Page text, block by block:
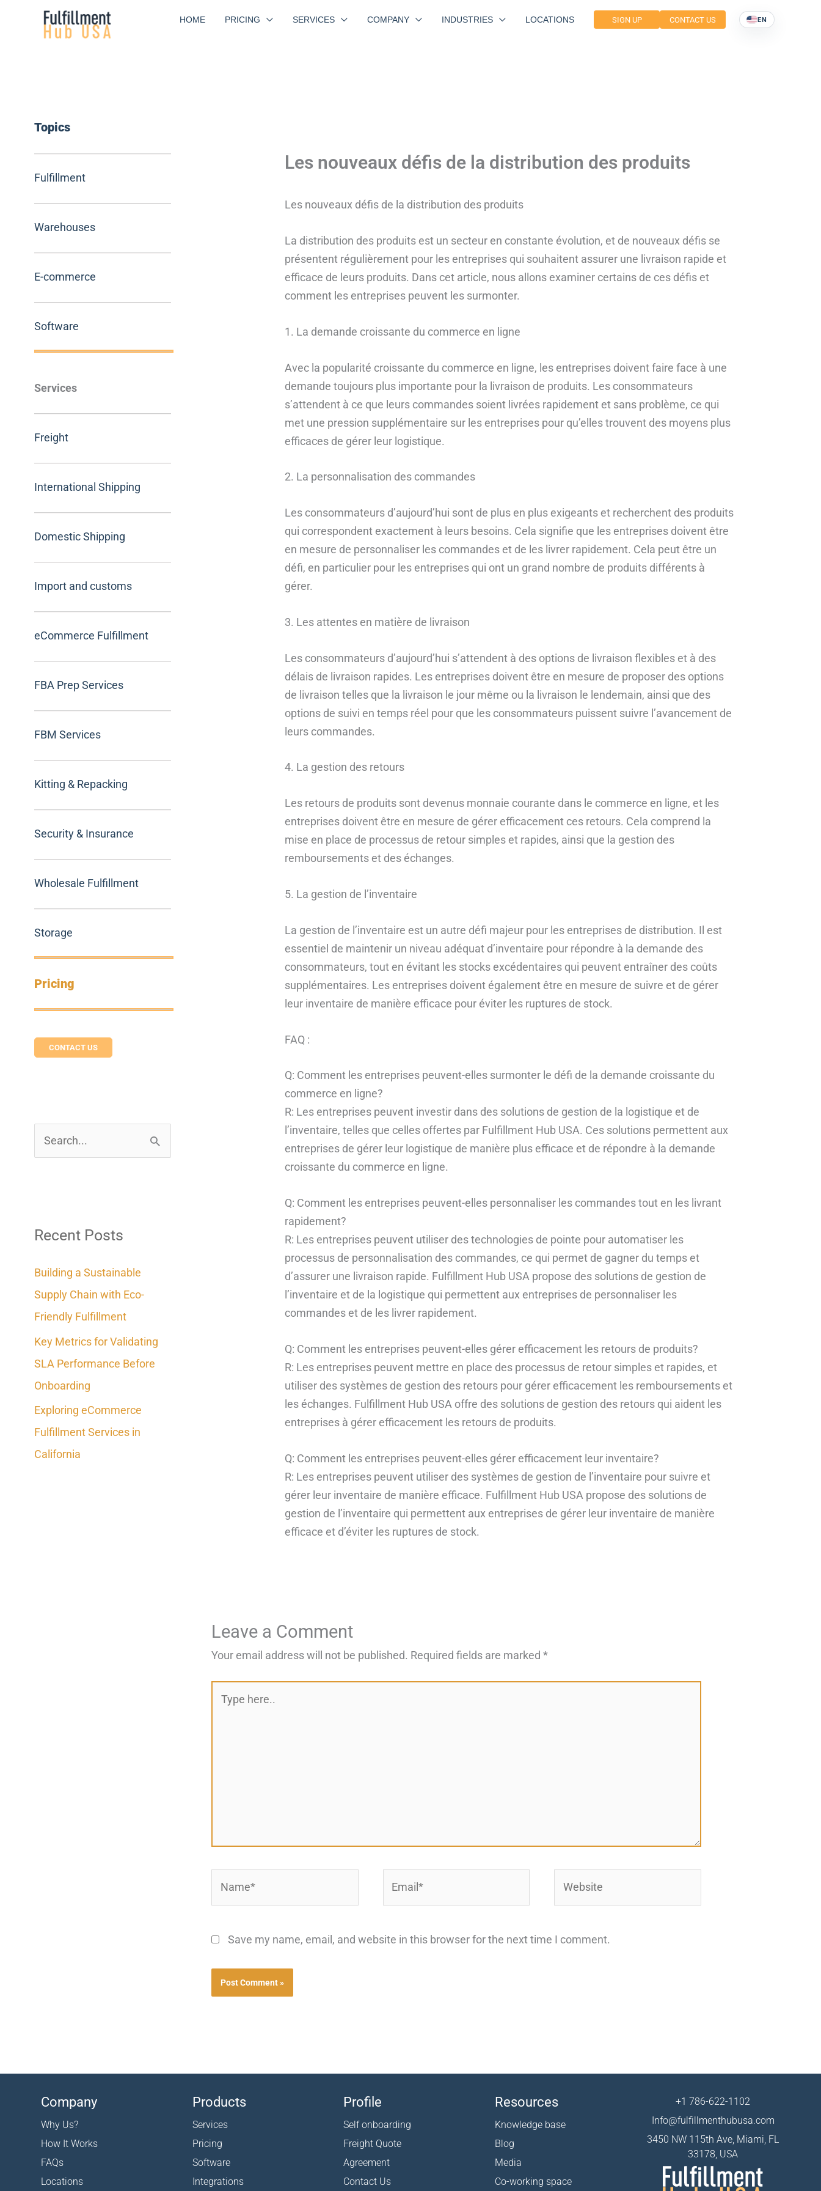
HOME PRICING SERVICES COMPANY INDUSTRIES LOCATIONS SIGN UP CONTACT US EN
Topics
Fulfillment
Warehouses
E-commerce
Software
Services
Freight
International Shipping
Domestic Shipping
Import and customs
eCommerce Fulfillment
FBA Prep Services
FBM Services
Kitting & Repacking
Security & Insurance
Wholesale Fulfillment
Storage
Pricing
CONTACT US
c
f
o
r
Recent Posts
Building a Sustainable
Supply Chain with Eco-
Friendly Fulfillment
Key Metrics for Validating
SLA Performance Before
Onboarding
Exploring eCommerce
Fulfillment Services in
California
Les nouveaux défis de la distribution des produits
Les nouveaux défis de la distribution des produits
La distribution des produits est un secteur en constante évolution, et de nouveaux défis se
présentent régulièrement pour les entreprises qui souhaitent assurer une livraison rapide et
efficace de leurs produits. Dans cet article, nous allons examiner certains de ces défis et
comment les entreprises peuvent les surmonter.
1. La demande croissante du commerce en ligne
Avec la popularité croissante du commerce en ligne, les entreprises doivent faire face à une
demande toujours plus importante pour la livraison de produits. Les consommateurs
s’attendent à ce que leurs commandes soient livrées rapidement et sans problème, ce qui
met une pression supplémentaire sur les entreprises pour qu’elles trouvent des moyens plus
efficaces de gérer leur logistique.
2. La personnalisation des commandes
Les consommateurs d’aujourd’hui sont de plus en plus exigeants et recherchent des produits
qui correspondent exactement à leurs besoins. Cela signifie que les entreprises doivent être
en mesure de personnaliser les commandes et de les livrer rapidement. Cela peut être un
défi, en particulier pour les entreprises qui ont un grand nombre de produits différents à
gérer.
3. Les attentes en matière de livraison
Les consommateurs d’aujourd’hui s’attendent à des options de livraison flexibles et à des
délais de livraison rapides. Les entreprises doivent être en mesure de proposer des options
de livraison telles que la livraison le jour même ou la livraison le lendemain, ainsi que des
options de suivi en temps réel pour que les consommateurs puissent suivre l’avancement de
leurs commandes.
4. La gestion des retours
Les retours de produits sont devenus monnaie courante dans le commerce en ligne, et les
entreprises doivent être en mesure de gérer efficacement ces retours. Cela comprend la
mise en place de processus de retour simples et rapides, ainsi que la gestion des
remboursements et des échanges.
5. La gestion de l’inventaire
La gestion de l’inventaire est un autre défi majeur pour les entreprises de distribution. Il est
essentiel de maintenir un niveau adéquat d’inventaire pour répondre à la demande des
consommateurs, tout en évitant les stocks excédentaires qui peuvent entraîner des coûts
supplémentaires. Les entreprises doivent également être en mesure de suivre et de gérer
leur inventaire de manière efficace pour éviter les ruptures de stock.
FAQ :
Q: Comment les entreprises peuvent-elles surmonter le défi de la demande croissante du
commerce en ligne?
R: Les entreprises peuvent investir dans des solutions de gestion de la logistique et de
l’inventaire, telles que celles offertes par Fulfillment Hub USA. Ces solutions permettent aux
entreprises de gérer leur logistique de manière plus efficace et de répondre à la demande
croissante du commerce en ligne.
Q: Comment les entreprises peuvent-elles personnaliser les commandes tout en les livrant
rapidement?
R: Les entreprises peuvent utiliser des technologies de pointe pour automatiser les
processus de personnalisation des commandes, ce qui permet de gagner du temps et
d’assurer une livraison rapide. Fulfillment Hub USA propose des solutions de gestion de
l’inventaire et de la logistique qui permettent aux entreprises de personnaliser les
commandes et de les livrer rapidement.
Q: Comment les entreprises peuvent-elles gérer efficacement les retours de produits?
R: Les entreprises peuvent mettre en place des processus de retour simples et rapides, et
utiliser des systèmes de gestion des retours pour gérer efficacement les remboursements et
les échanges. Fulfillment Hub USA offre des solutions de gestion des retours qui aident les
entreprises à gérer efficacement les retours de produits.
Q: Comment les entreprises peuvent-elles gérer efficacement leur inventaire?
R: Les entreprises peuvent utiliser des systèmes de gestion de l’inventaire pour suivre et
gérer leur inventaire de manière efficace. Fulfillment Hub USA propose des solutions de
gestion de l’inventaire qui permettent aux entreprises de gérer leur inventaire de manière
efficace et d’éviter les ruptures de stock.
Leave a Comment
Your email address will not be published. Required fields are marked *
here..
Save my name, email, and website in this browser for the next time I comment.
Company
Why Us?
How It Works
FAQs
Locations
Products
Services
Pricing
Software
Integrations
Profile
Self onboarding
Freight Quote
Agreement
Contact Us
Resources
Knowledge base
Blog
Media
Co-working space
+1 786-622-1102
Info@fulfillmenthubusa.com
3450 NW 115th Ave, Miami, FL
33178, USA